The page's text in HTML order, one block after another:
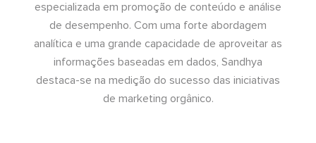
especializada em promoção de conteúdo e análise
de desempenho. Com uma forte abordagem
analítica e uma grande capacidade de aproveitar as
informações baseadas em dados, Sandhya
destaca-se na medição do sucesso das iniciativas
de marketing orgânico.